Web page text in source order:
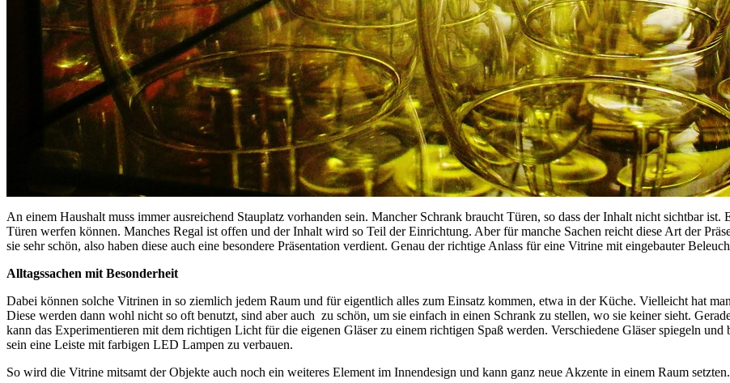
An einem Haushalt muss immer ausreichend Stauplatz vorhanden sein. Mancher Schrank braucht Türen, so dass der Inhalt nicht sichtbar
Türen werfen können. Manches Regal ist offen und der Inhalt wird so Teil der Einrichtung. Aber für manche Sachen reicht diese Art der
sie sehr schön, also haben diese auch eine besondere Präsentation verdient. Genau der richtige Anlass für eine Vitrine mit eingebauter
Alltagssachen mit Besonderheit
Dabei können solche Vitrinen in so ziemlich jedem Raum und für eigentlich alles zum Einsatz kommen, etwa in der Küche. Vielleicht hat
Diese werden dann wohl nicht so oft benutzt, sind aber auch zu schön, um sie einfach in einen Schrank zu stellen, wo sie keiner sieht.
kann das Experimentieren mit dem richtigen Licht für die eigenen Gläser zu einem richtigen Spaß werden. Verschiedene Gläser spiegeln
sein eine Leiste mit farbigen LED Lampen zu verbauen.
So wird die Vitrine mitsamt der Objekte auch noch ein weiteres Element im Innendesign und kann ganz neue Akzente in einem Raum setzten.